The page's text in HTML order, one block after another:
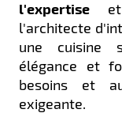
l'expertise
l'architecte
une cuisine
élégance et
besoins et
exigeante.